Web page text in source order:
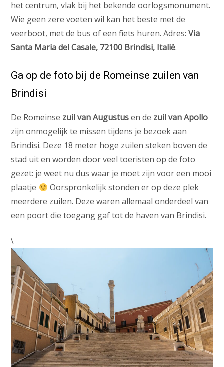
het centrum, vlak bij het bekende oorlogsmonument.
Wie geen zere voeten wil kan het beste met de
veerboot, met de bus of een fiets huren. Adres:Via
Santa Maria del Casale, 72100 Brindisi, Italië.
Ga op de foto bij de Romeinse zuilen van
Brindisi
De Romeinse zuil van Augustusen de zuil van Apollo
zijn onmogelijk te missen tijdens je bezoek aan
Brindisi. Deze 18 meter hoge zuilen steken boven de
stad uit en worden door veel toeristen op de foto
gezet: je weet nu dus waar je moet zijn voor een mooi
plaatje
Oorspronkelijk stonden er op deze plek
meerdere zuilen. Deze waren allemaal onderdeel van
een poort die toegang gaf tot de haven van Brindisi.
\